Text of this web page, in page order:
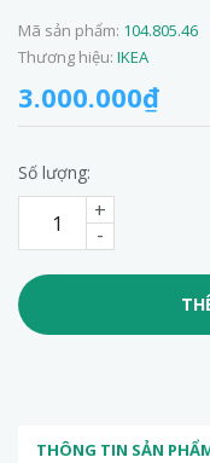
Mã sản phẩm: 104.805.46
Thương hiệu: IKEA
3.000.000₫
Số lượng:
-
+
THÔNG TIN SẢN